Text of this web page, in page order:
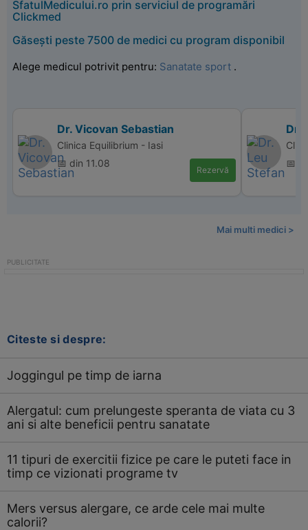
SfatulMedicului.ro prin serviciul de programări
Clickmed
Găsești peste 7500 de medici cu program disponibil
Alege medicul potrivit pentru: Sanatate sport .
Dr. Vicovan Sebastian
Clinica Equilibrium - Iasi
📅 din 11.08
Rezervă
Dr.
📅
Mai multi medici >
Citeste si despre:
Joggingul pe timp de iarna
Alergatul: cum prelungeste speranta de viata cu 3
ani si alte beneficii pentru sanatate
11 tipuri de exercitii fizice pe care le puteti face in
timp ce vizionati programe tv
Mers versus alergare, ce arde cele mai multe
calorii?